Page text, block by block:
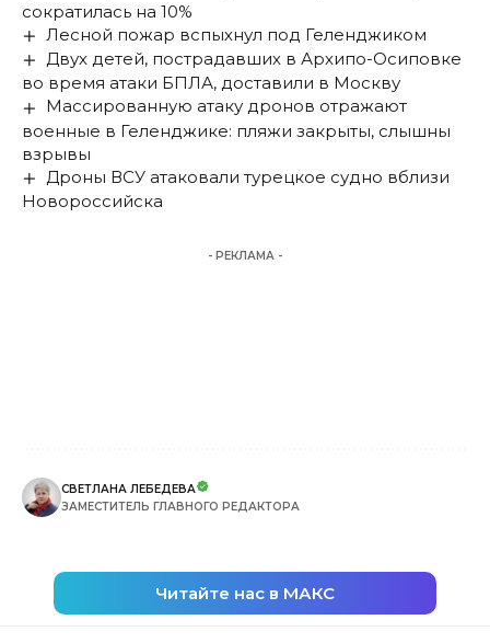
сократилась на 10%
Лесной пожар вспыхнул под Геленджиком
Двух детей, пострадавших в Архипо-Осиповке
во время атаки БПЛА, доставили в Москву
Массированную атаку дронов отражают
военные в Геленджике: пляжи закрыты, слышны
взрывы
Дроны ВСУ атаковали турецкое судно вблизи
Новороссийска
- РЕКЛАМА -
СВЕТЛАНА ЛЕБЕДЕВА
ЗАМЕСТИТЕЛЬ ГЛАВНОГО РЕДАКТОРА
Читайте нас в МАКС